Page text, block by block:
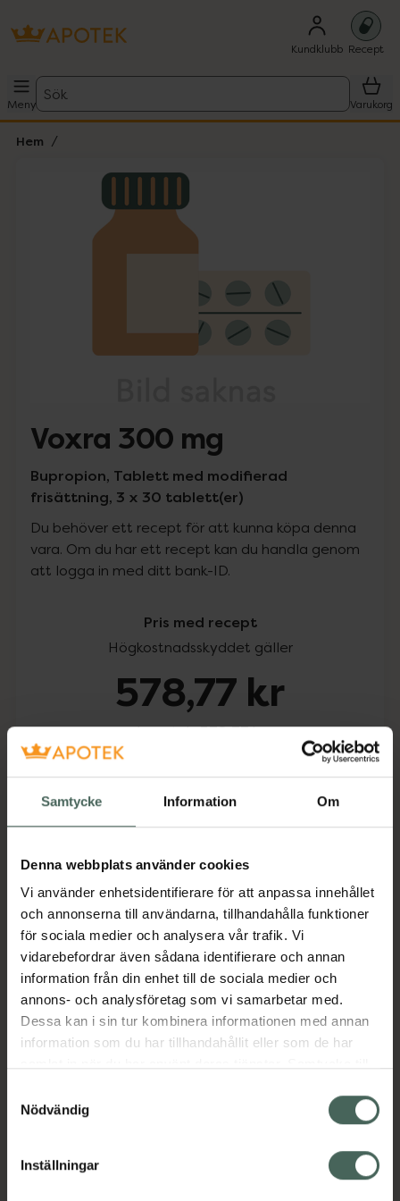
Samtycke Information Om
Denna webbplats använder cookies
Vi använder enhetsidentifierare för att anpassa innehållet
och annonserna till användarna, tillhandahålla funktioner
för sociala medier och analysera vår trafik. Vi
vidarebefordrar även sådana identifierare och annan
information från din enhet till de sociala medier och
annons- och analysföretag som vi samarbetar med.
Dessa kan i sin tur kombinera informationen med annan
information som du har tillhandahållit eller som de har
återkalla ditt samtycke via webbplatsens
cookieinställningar. Ett återkallat samtycke påverkar inte
lagligheten av behandling som skett innan återkallelsen.
Nödvändig
Inställningar
Kundklubb Recept
Meny
Sök
Varukorg
Hem
Lista: . Innehåller 1 objekt.
Voxra 300 mg
Bupropion, Tablett med modifierad
frisättning, 3 x 30 tablett(er)
Du behöver ett recept för att kunna köpa denna
vara. Om du har ett recept kan du handla genom
att logga in med ditt bank-ID.
Pris med recept
Högkostnadsskyddet gäller
578,77 kr
I apotek:578,77 kr
Köp via ditt recept
Aktuella erbjudanden
Beskrivning Dölj
Läs alltid bipacksedeln innan
användning.
EAN:
05054626101615
Bipacksedel från FASS Visa